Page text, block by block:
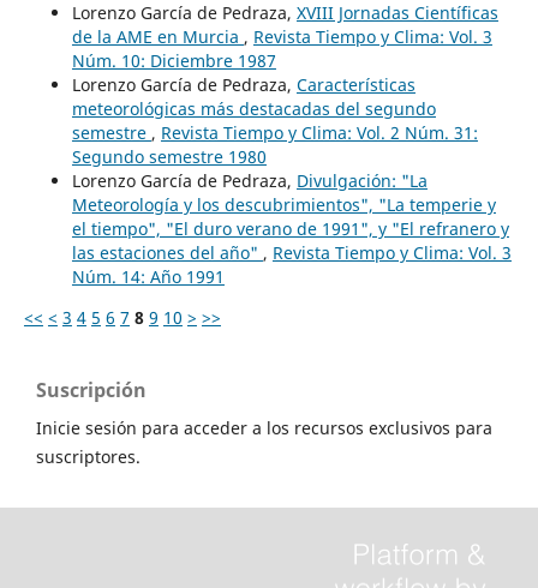
Lorenzo García de Pedraza, XVIII Jornadas Científicas
de la AME en Murcia , Revista Tiempo y Clima: Vol. 3
Núm. 10: Diciembre 1987
Lorenzo García de Pedraza, Características
meteorológicas más destacadas del segundo
semestre , Revista Tiempo y Clima: Vol. 2 Núm. 31:
Segundo semestre 1980
Lorenzo García de Pedraza, Divulgación: "La
Meteorología y los descubrimientos", "La temperie y
el tiempo", "El duro verano de 1991", y "El refranero y
las estaciones del año" , Revista Tiempo y Clima: Vol. 3
Núm. 14: Año 1991
<< < 3 4 5 6 7 8 9 10 > >>
Suscripción
Inicie sesión para acceder a los recursos exclusivos para
suscriptores.